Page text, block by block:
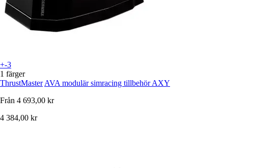
+-3
1 färger
ThrustMaster AVA modulär simracing tillbehör AXY
Från 4 693,00 kr
4 384,00 kr